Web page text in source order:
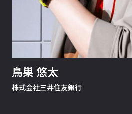
鳥巣 悠太
株式会社三井住友銀行